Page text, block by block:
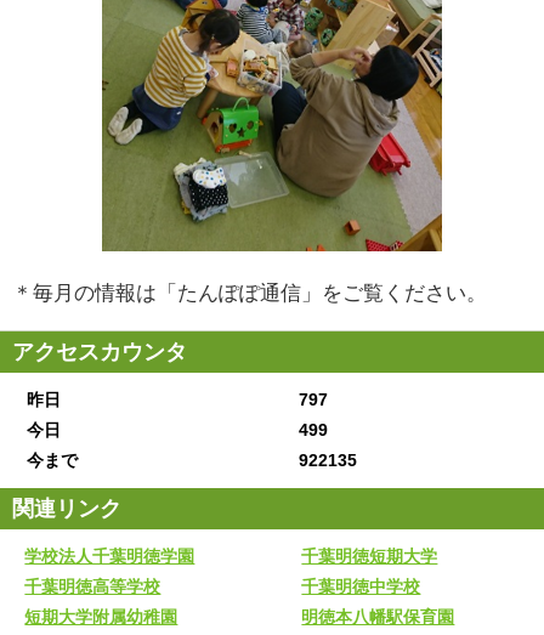
＊毎月の情報は「たんぽぽ通信」をご覧ください。
アクセスカウンタ
昨日
797
今日
499
今まで
922135
関連リンク
学校法人千葉明徳学園
千葉明徳短期大学
千葉明徳高等学校
千葉明徳中学校
短期大学附属幼稚園
明徳本八幡駅保育園